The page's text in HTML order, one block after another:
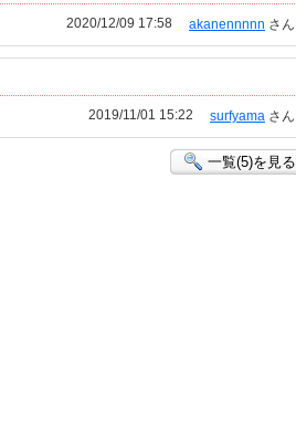
akanennnnn さん
2020/12/09 17:58
surfyama さん
2019/11/01 15:22
一覧(5)を見る